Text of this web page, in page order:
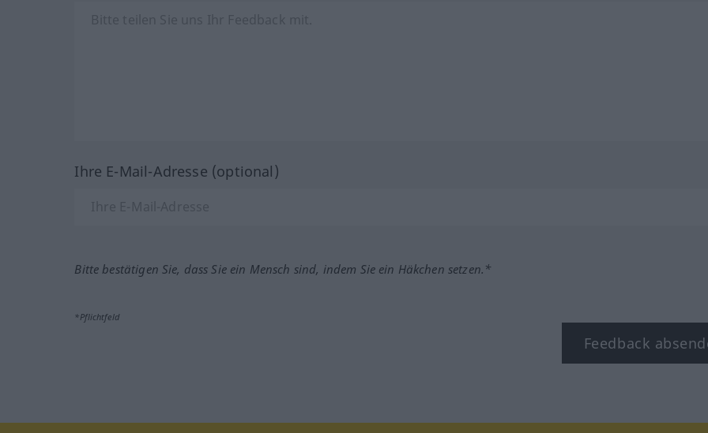
Ihre E-Mail-Adresse (optional)
Bitte bestätigen Sie, dass Sie ein Mensch sind, indem Sie ein Häkchen setzen.*
*Pflichtfeld
Feedback